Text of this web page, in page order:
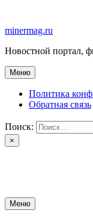
содержимому
minermag.ru
Новостной портал,
Меню
Политика
Обратная связь
Поиск:
×
Меню